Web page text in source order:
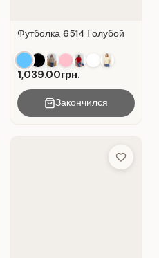
Футболка 6514 Голубой
1,039.00грн.
Закончился
List Add to